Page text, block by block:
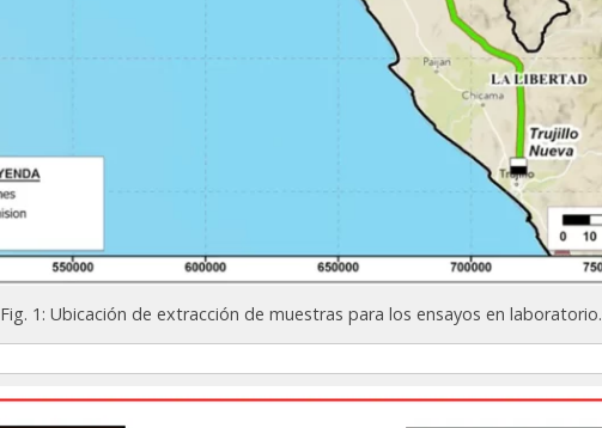
Fig. 1: Ubicación de extracción de muestras para los ensayos en laboratorio.